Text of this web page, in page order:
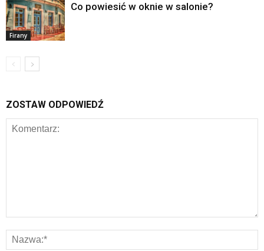
Firany
Co powiesić w oknie w salonie?
ZOSTAW ODPOWIEDŹ